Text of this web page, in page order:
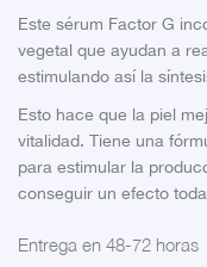
Este sérum Factor G
vegetal que ayudan a
estimulando así la
Esto hace que la piel
vitalidad. Tiene una
para estimular la
conseguir un efecto
Entrega en 48-72 horas